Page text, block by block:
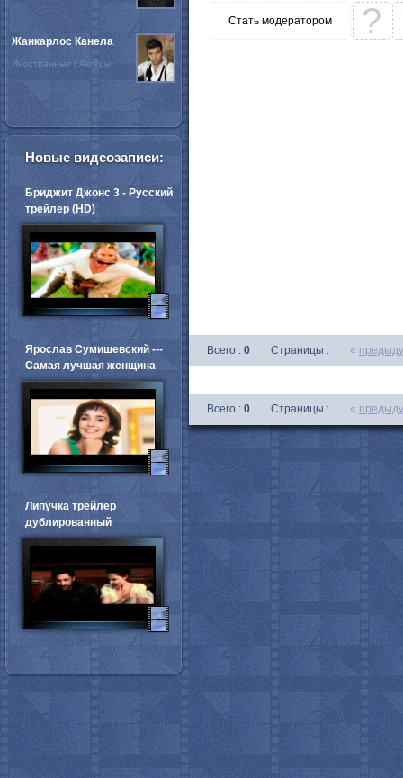
Стать модератором ?
Всего : 0 Страницы : «
Всего : 0 Страницы : «
Жанкарлос Канела
Иностранные / Актёры
Новые видеозаписи:
Бриджит Джонс 3 - Русский
трейлер (HD)
Ярослав Сумишевский ---
Самая лучшая женщина
Липучка трейлер
дублированный